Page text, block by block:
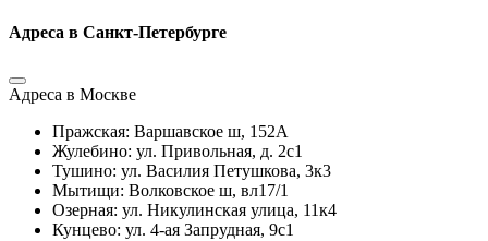
Адреса в Санкт-Петербурге
Адреса в Москве
Пражская: Варшавское ш, 152А
Жулебино: ул. Привольная, д. 2с1
Тушино: ул. Василия Петушкова, 3к3
Мытищи: Волковское ш, вл17/1
Озерная: ул. Никулинская улица, 11к4
Кунцево: ул. 4-ая Запрудная, 9с1